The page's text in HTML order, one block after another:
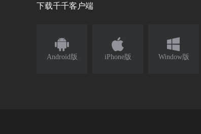
下载千千客户端

Android版

iPhone版

Window版